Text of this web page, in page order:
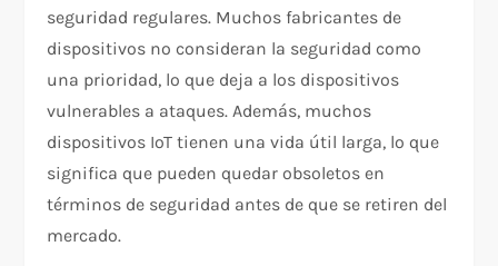
seguridad regulares. Muchos fabricantes de
dispositivos no consideran la seguridad como
una prioridad, lo que deja a los dispositivos
vulnerables a ataques. Además, muchos
dispositivos IoT tienen una vida útil larga, lo que
significa que pueden quedar obsoletos en
términos de seguridad antes de que se retiren del
mercado.